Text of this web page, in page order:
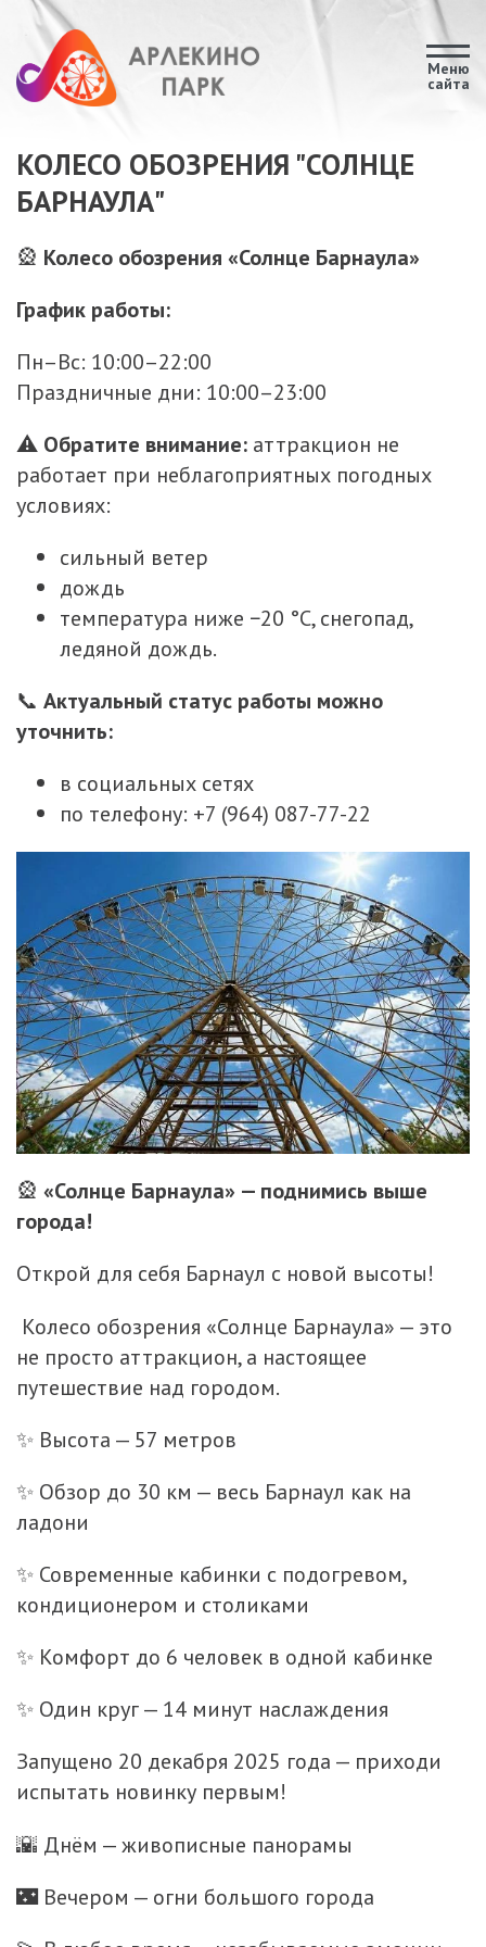
Меню
сайта
КОЛЕСО ОБОЗРЕНИЯ "СОЛНЦЕ
БАРНАУЛА"
🎡 Колесо обозрения «Солнце Барнаула»
График работы:
Пн–Вс: 10:00–22:00
Праздничные дни: 10:00–23:00
⚠️ Обратите внимание: аттракцион не
работает при неблагоприятных погодных
условиях:
сильный ветер
дождь
температура ниже −20 °C, снегопад,
ледяной дождь.
📞 Актуальный статус работы можно
уточнить:
в социальных сетях
по телефону: +7 (964) 087-77-22
🎡 «Солнце Барнаула» — поднимись выше
города!
Открой для себя Барнаул с новой высоты!
Колесо обозрения «Солнце Барнаула» — это
не просто аттракцион, а настоящее
путешествие над городом.
✨ Высота — 57 метров
✨ Обзор до 30 км — весь Барнаул как на
ладони
✨ Современные кабинки с подогревом,
кондиционером и столиками
✨ Комфорт до 6 человек в одной кабинке
✨ Один круг — 14 минут наслаждения
Запущено 20 декабря 2025 года — приходи
испытать новинку первым!
🌇 Днём — живописные панорамы
🌃 Вечером — огни большого города